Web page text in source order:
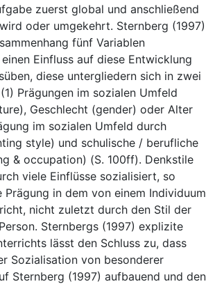
zuerst global und anschließend
oder umgekehrt. Sternberg (1997)
fünf Variablen
Einfluss auf diese Entwicklung
diese untergliedern sich in zwei
Prägungen im sozialen Umfeld
Geschlecht (gender) oder Alter
im sozialen Umfeld durch
style) und schulische / berufliche
& occupation) (S. 100ff). Denkstile
viele Einflüsse sozialisiert, so
in dem von einem Individuum
nicht zuletzt durch den Stil der
Sternbergs (1997) explizite
lässt den Schluss zu, dass
Sozialisation von besonderer
Sternberg (1997) aufbauend und den